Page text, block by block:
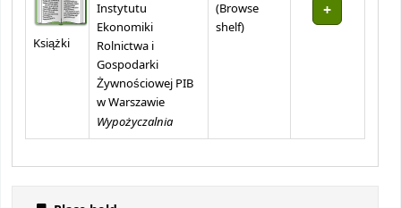
Książki
Instytutu
Ekonomiki
Rolnictwa i
Gospodarki
Żywnościowej PIB
w Warszawie
Wypożyczalnia
(Browse
shelf(Opens below)
)